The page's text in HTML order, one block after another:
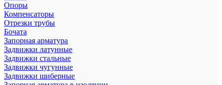
Опоры
Компенсаторы
Отрезки трубы
Бочата
Запорная арматура
Задвижки латунные
Задвижки стальные
Задвижки чугунные
Задвижки шиберные